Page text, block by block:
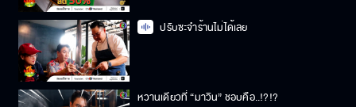
ปรับซะจำร้านไม่ได้เลย
หวานเดียวที่ “มาวิน” ชอบคือ..!?!?